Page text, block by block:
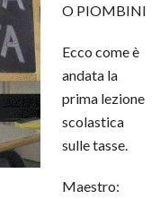
O PIOMBINI
Ecco come è
andata la
prima lezione
scolastica
sulle tasse.
Maestro: